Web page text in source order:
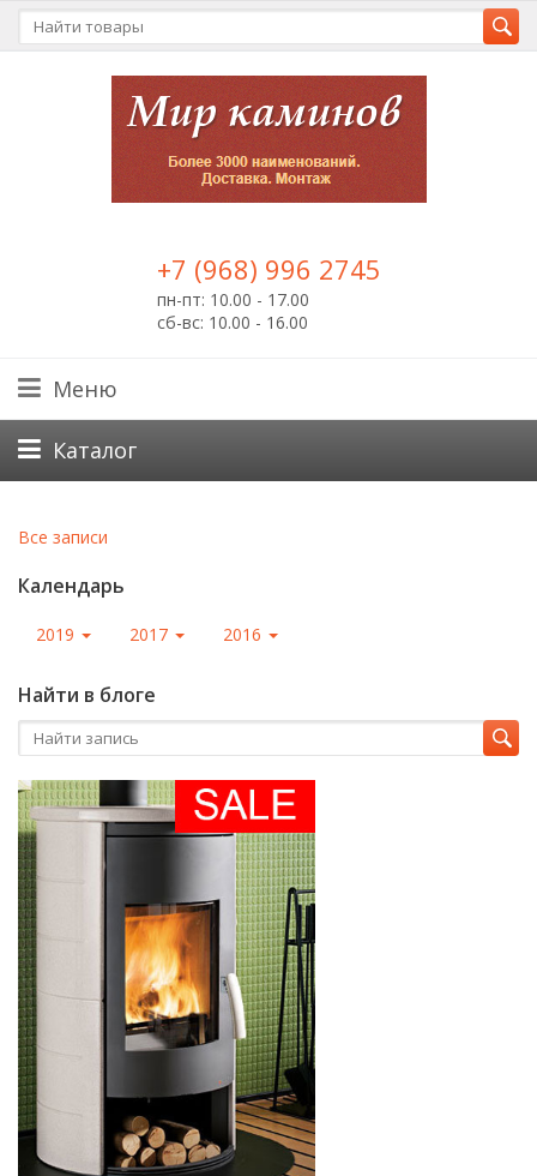
+7 (968) 996 2745
пн-пт: 10.00 - 17.00
сб-вс: 10.00 - 16.00
Меню
Каталог
Все записи
Календарь
2019 2017 2016
Найти в блоге